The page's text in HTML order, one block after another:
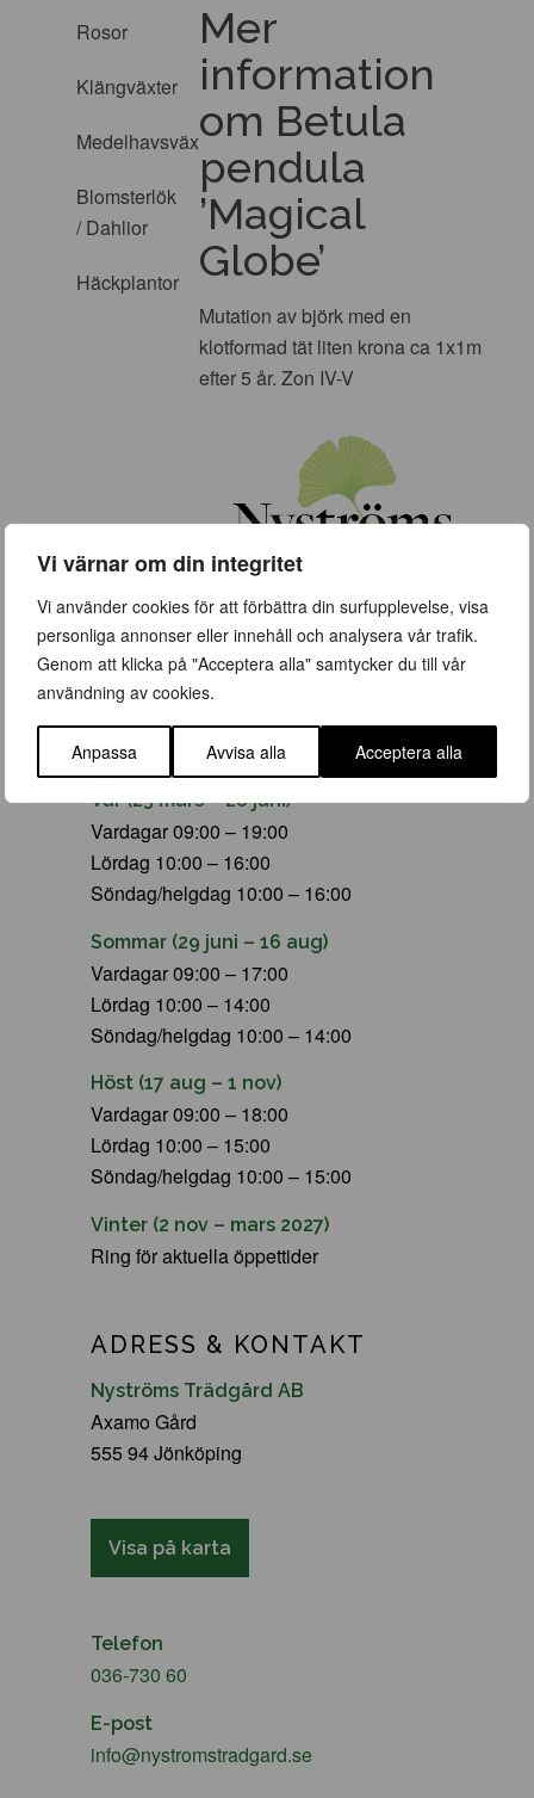
Vi värnar om din integritet
Vi använder cookies för att förbättra din surfupplevelse, visa
personliga annonser eller innehåll och analysera vår trafik.
Genom att klicka på "Acceptera alla" samtycker du till vår
användning av cookies.
Anpassa Avvisa alla Acceptera alla
Rosor
Klängväxter
Medelhavsväxter
Blomsterlök
/ Dahlior
Häckplantor
Mer
information
om Betula
pendula
’Magical
Globe’
Mutation av björk med en
klotformad tät liten krona ca 1x1m
efter 5 år. Zon IV-V
ÖPPETTIDER
Vår (23 mars – 28 juni)
Vardagar 09:00 – 19:00
Lördag 10:00 – 16:00
Söndag/helgdag 10:00 – 16:00
Sommar (29 juni – 16 aug)
Vardagar 09:00 – 17:00
Lördag 10:00 – 14:00
Söndag/helgdag 10:00 – 14:00
Höst (17 aug – 1 nov)
Vardagar 09:00 – 18:00
Lördag 10:00 – 15:00
Söndag/helgdag 10:00 – 15:00
Vinter (2 nov – mars 2027)
Ring för aktuella öppettider
ADRESS & KONTAKT
Nyströms Trädgård AB
Axamo Gård
555 94 Jönköping
Visa på karta
Telefon
036-730 60
E-post
info@nystromstradgard.se